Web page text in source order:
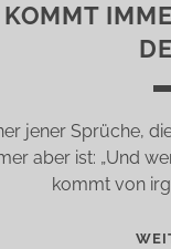
KOMMT
jener Sprüche,
aber ist: „Und
kommt von